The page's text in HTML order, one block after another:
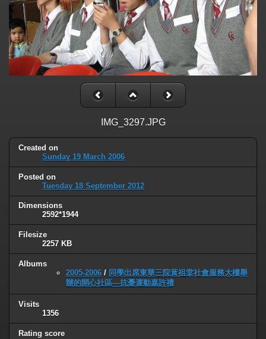
IMG_3297.JPG
Created on
Sunday 19 March 2006
Posted on
Tuesday 18 September 2012
Dimensions
2592*1944
Filesize
2257 KB
Albums
2005-2006 / 同學出席東華三院黃祖棠社會服務大樓舉
辦的開心社區—抗憂運動嘉許禮
Visits
1356
Rating score